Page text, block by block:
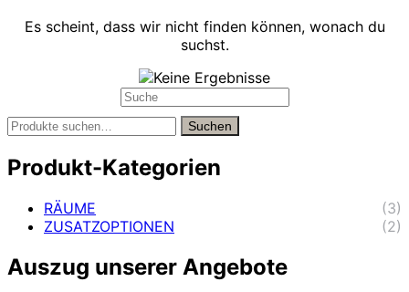
Es scheint, dass wir nicht finden können, wonach du
suchst.
Suche
nach:
Suche
nach:
Suchen
Produkt-Kategorien
RÄUME
(3)
ZUSATZOPTIONEN
(2)
Auszug unserer Angebote